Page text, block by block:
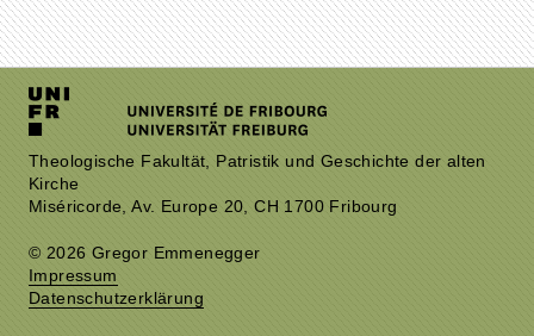
Theologische Fakultät, Patristik und Geschichte der alten
Kirche
Miséricorde, Av. Europe 20, CH 1700 Fribourg
© 2026 Gregor Emmenegger
Impressum
Datenschutzerklärung